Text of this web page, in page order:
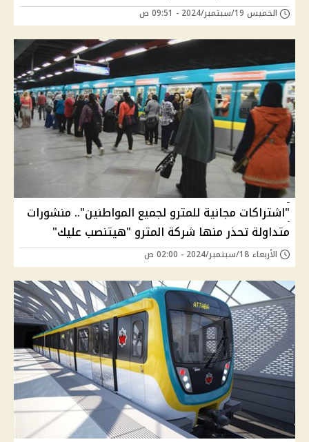
الخميس 19/سبتمبر/2024 - 09:51 ص
"اشتراكات مجانية للمترو لجميع المواطنين".. منشورات
متداولة تحذر منها شركة المترو "هيتنصب عليك"
الأربعاء 18/سبتمبر/2024 - 02:00 ص